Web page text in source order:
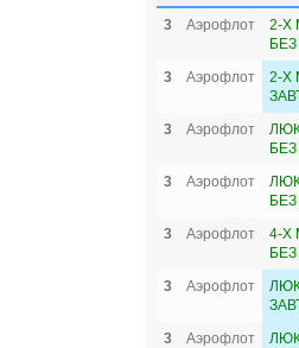
3 Аэрофлот
2-Х
3
Аэрофлот
2-Х
3
Аэрофлот
3
Аэрофлот
3
Аэрофлот
4-Х
3
Аэрофлот
3
Аэрофлот